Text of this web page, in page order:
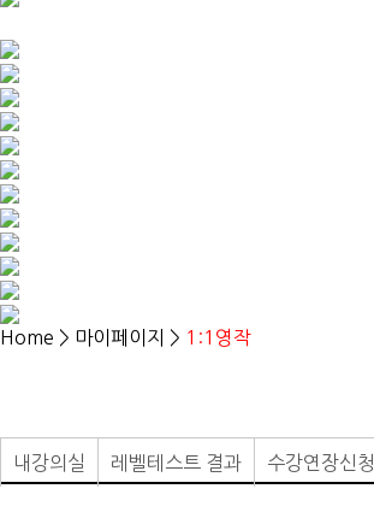
Home > 마이페이지 > 1:1영작
내강의실 레벨테스트 결과 수강연장신청